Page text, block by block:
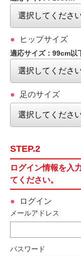
ヒップサイズ
適応サイズ：99cm以
足のサイズ
STEP.2
ログイン情報を入
てください。
ログイン
メールアドレス
パスワード